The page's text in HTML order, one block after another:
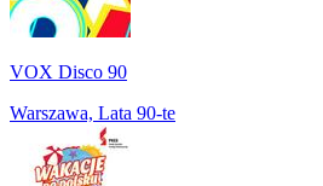
VOX Disco 90
Warszawa, Lata 90-te